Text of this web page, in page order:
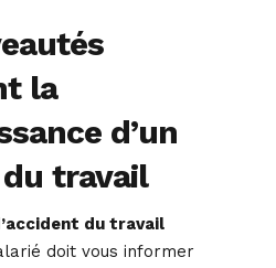
la
d’un
travail
du travail
doit vous informer